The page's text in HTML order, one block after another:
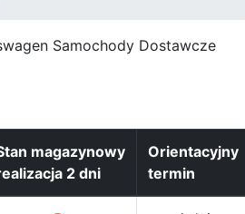
Samochody Dostawcze
magazynowy
2 dni
Orientacyjny
termin